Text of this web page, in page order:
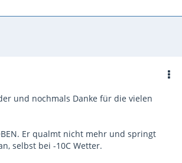
und nochmals Danke für die vielen
Er qualmt nicht mehr und springt
selbst bei -10C Wetter.